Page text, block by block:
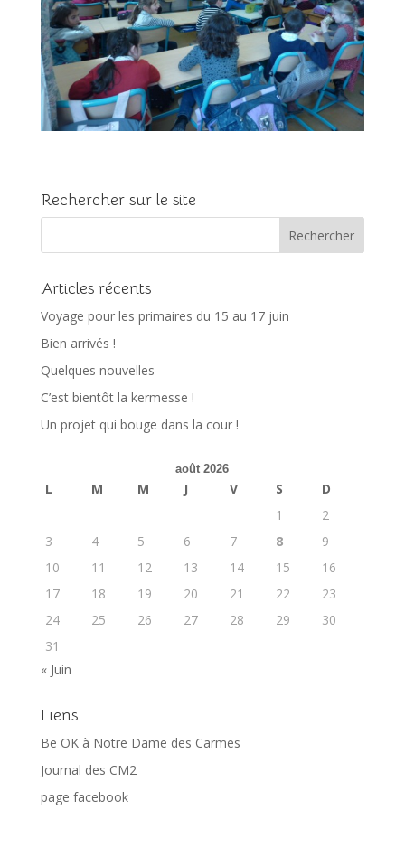
Rechercher sur le site
Articles récents
Voyage pour les primaires du 15 au 17 juin
Bien arrivés !
Quelques nouvelles
C’est bientôt la kermesse !
Un projet qui bouge dans la cour !
août 2026
L M M J V S
D
1
2
3
4 5 6 7 8
9
10
11 12 13 14 15
16
17
18 19 20 21 22
23
24
25 26 27 28 29
30
31
« Juin
Liens
Be OK à Notre Dame des Carmes
Journal des CM2
page facebook